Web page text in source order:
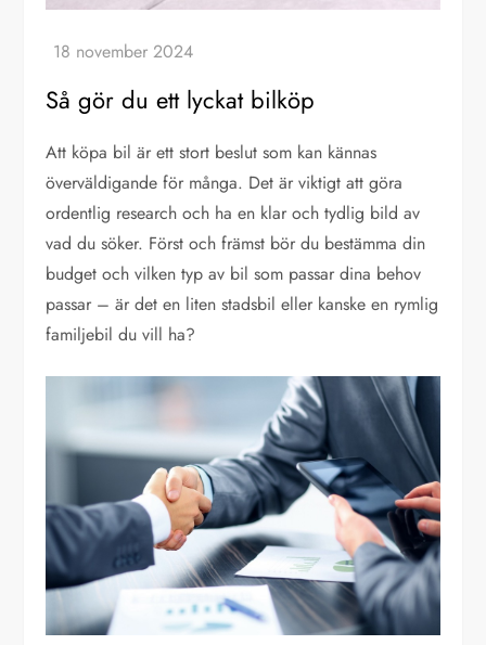
Så gör du ett lyckat bilköp
Att köpa bil är ett stort beslut som kan kännas
överväldigande för många. Det är viktigt att göra
ordentlig research och ha en klar och tydlig bild av
vad du söker. Först och främst bör du bestämma din
budget och vilken typ av bil som passar dina behov
passar – är det en liten stadsbil eller kanske en rymlig
familjebil du vill ha?